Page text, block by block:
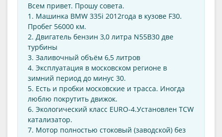
Всем привет. Прошу совета.
1. Машинка BMW 335i 2012года в кузове F30.
Пробег 56000 км.
2. Двигатель бензин 3,0 литра N55B30 две
турбины
3. Заливочный объём 6,5 литров
4. Эксплуатация в московском регионе в
зимний период до минус 30.
5. Есть и пробки московские и трасса. Иногда
люблю покрутить движок.
6. Экологический класс EURO-4.Установлен TCW
катализатор.
7. Мотор полностью стоковый (заводской) без